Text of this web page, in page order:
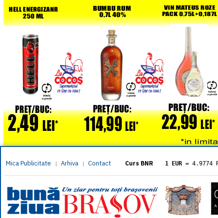
Mica Publicitate | Arhiva | Contact Curs BNR 1 EUR = 4.9774
= 5.8304
1 XAU= 464.4611
1 AED= 1.1933
1 AUD= 2.7957
1 BGN= 2.5449